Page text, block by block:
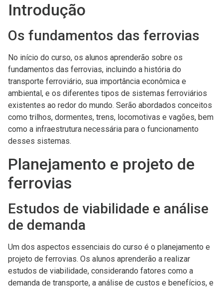
Introdução
Os fundamentos das ferrovias
No início do curso, os alunos aprenderão sobre os
fundamentos das ferrovias, incluindo a história do
transporte ferroviário, sua importância econômica e
ambiental, e os diferentes tipos de sistemas ferroviários
existentes ao redor do mundo. Serão abordados conceitos
como trilhos, dormentes, trens, locomotivas e vagões, bem
como a infraestrutura necessária para o funcionamento
desses sistemas.
Planejamento e projeto de
ferrovias
Estudos de viabilidade e análise
de demanda
Um dos aspectos essenciais do curso é o planejamento e
projeto de ferrovias. Os alunos aprenderão a realizar
estudos de viabilidade, considerando fatores como a
demanda de transporte, a análise de custos e benefícios, e